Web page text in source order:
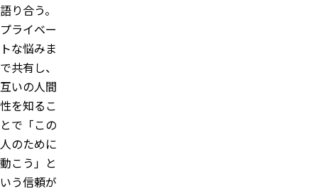
語り合う。
プライベー
トな悩みま
で共有し、
互いの人間
性を知るこ
とで「この
人のために
動こう」と
いう信頼が